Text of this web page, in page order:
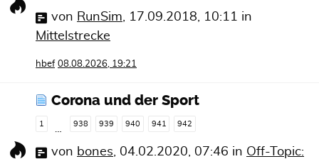
von RunSim, 17.09.2018, 10:11 in
Mittelstrecke
hbef 08.08.2026, 19:21
Corona und der Sport
1 938 939 940 941 942
von bones 04.02.2020, 07:46 in Off-Topic: